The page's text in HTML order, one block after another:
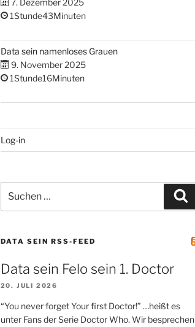
1Stunde43Minuten
Data sein namenloses Grauen
9. November 2025
1Stunde16Minuten
Log-in
nach:
DATA SEIN RSS-FEED
Data sein Felo sein 1. Doctor
20. JULI 2026
“You never forget Your first Doctor!” …heißt es
unter Fans der Serie Doctor Who. Wir besprechen